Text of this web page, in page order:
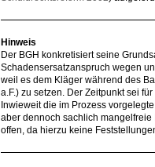
Hinweis
Der BGH konkretisiert seine
Schadensersatzanspruch wegen
weil es dem Kläger während des
a.F.) zu setzen. Der Zeitpunkt sei
Inwieweit die im Prozess
aber dennoch sachlich
offen, da hierzu keine